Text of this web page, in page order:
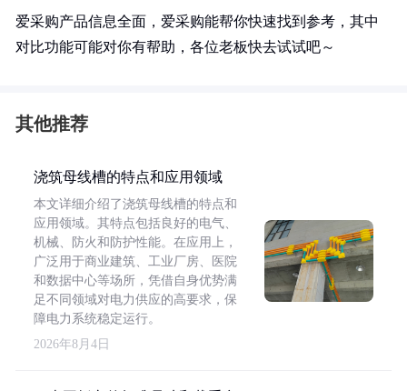
爱采购产品信息全面，爱采购能帮你快速找到参考，其中
对比功能可能对你有帮助，各位老板快去试试吧～
其他推荐
浇筑母线槽的特点和应用领域
本文详细介绍了浇筑母线槽的特点和
应用领域。其特点包括良好的电气、
机械、防火和防护性能。在应用上，
广泛用于商业建筑、工业厂房、医院
和数据中心等场所，凭借自身优势满
足不同领域对电力供应的高要求，保
障电力系统稳定运行。
2026年8月4日